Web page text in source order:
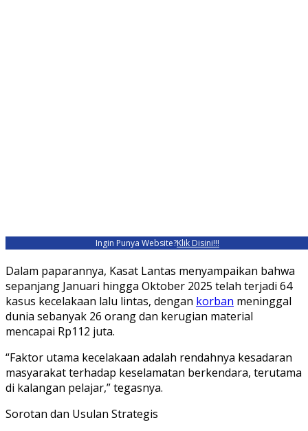
Ingin Punya Website?Klik Disini!!!
Dalam paparannya, Kasat Lantas menyampaikan bahwa
sepanjang Januari hingga Oktober 2025 telah terjadi 64
kasus kecelakaan lalu lintas, dengan korban meninggal
dunia sebanyak 26 orang dan kerugian material
mencapai Rp112 juta.
“Faktor utama kecelakaan adalah rendahnya kesadaran
masyarakat terhadap keselamatan berkendara, terutama
di kalangan pelajar,” tegasnya.
Sorotan dan Usulan Strategis